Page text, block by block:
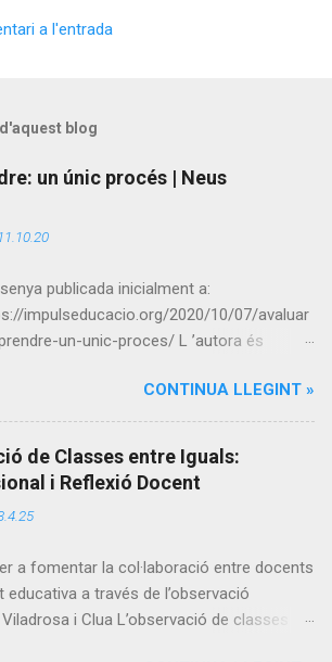
a l'entrada
blog
un únic procés | Neus
11.10.20
publicada inicialment a:
impulseducacio.org/2020/10/07/avaluar
un-unic-proces/ L ’autora és
de Didàctica de les Ciències a la
Autònoma de Barcelona. La seva
l’ha dut a ser experta en currículum i
entre altres. Ha exercit la docència
en recerca sobre l'avaluació
científic i l'educació ambiental,
en la formació permanent del
de ciències. Ha col·laborat en
CONTINUA LLEGINT »
de Classes entre Iguals:
i Reflexió Docent
a fomentar la col·laboració entre docents
educativa a través de l’observació
i Clua L’observació de classes